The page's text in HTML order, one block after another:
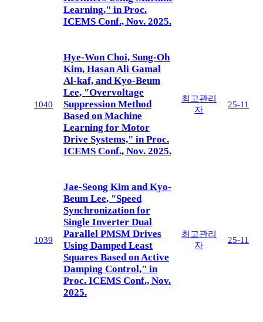
Learning," in Proc.
ICEMS Conf., Nov. 2025.
1040
Hye-Won Choi, Sung-Oh
Kim, Hasan Ali Gamal
Al-kaf, and Kyo-Beum
Lee, "Overvoltage
Suppression Method
Based on Machine
Learning for Motor
Drive Systems," in Proc.
ICEMS Conf., Nov. 2025.
최고관리
자
25-11
1039
Jae-Seong Kim and Kyo-
Beum Lee, "Speed
Synchronization for
Single Inverter Dual
Parallel PMSM Drives
Using Damped Least
Squares Based on Active
Damping Control," in
Proc. ICEMS Conf., Nov.
2025.
최고관리
자
25-11